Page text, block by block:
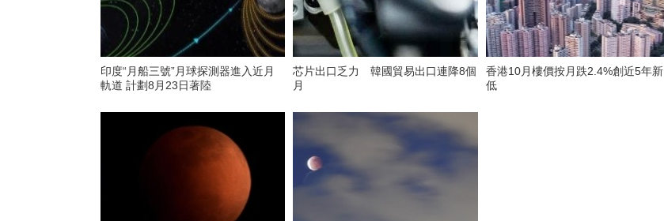
印度“月船三號”月球探測器進入近月
軌道 計劃8月23日著陸
芯片出口乏力 韓國貿易出口連降8個
月
香港10月樓價按月跌2.4%創近5年新
低